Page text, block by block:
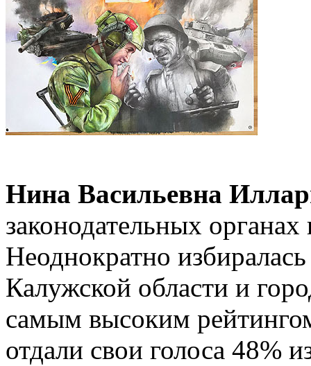
Нина Васильевна
законодательных органах
Неоднократно
Калужской области и
самым высоким
отдали свои голоса 48%